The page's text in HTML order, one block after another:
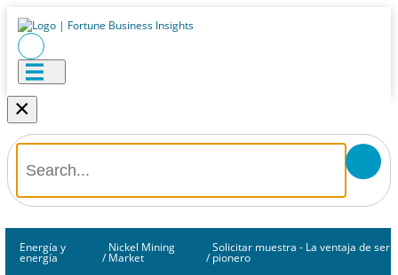
×
Energía y
energía /
Nickel Mining
Market /
Solicitar muestra - La ventaja de ser
pionero